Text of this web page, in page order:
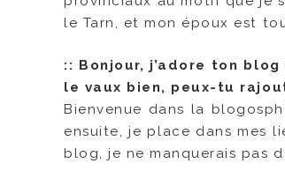
le Tarn, et mon époux est
:: Bonjour, j’adore ton
le vaux bien, peux-tu
Bienvenue dans la
ensuite, je place dans mes
blog, je ne manquerais pas